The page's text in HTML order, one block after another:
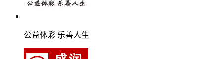
公益体彩 乐善人生